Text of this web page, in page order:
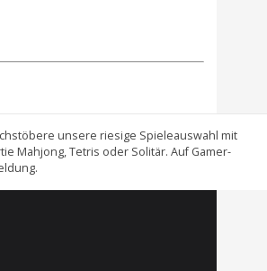
unsere riesige Spieleauswahl mit
Mahjong, Tetris oder Solitär. Auf Gamer-